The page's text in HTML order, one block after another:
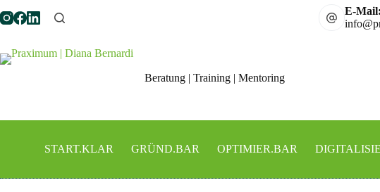
Inhalt
E-Mail:
Beratung | Training | Mentoring
START.KLAR GRÜND.BAR OPTIMIER.BAR